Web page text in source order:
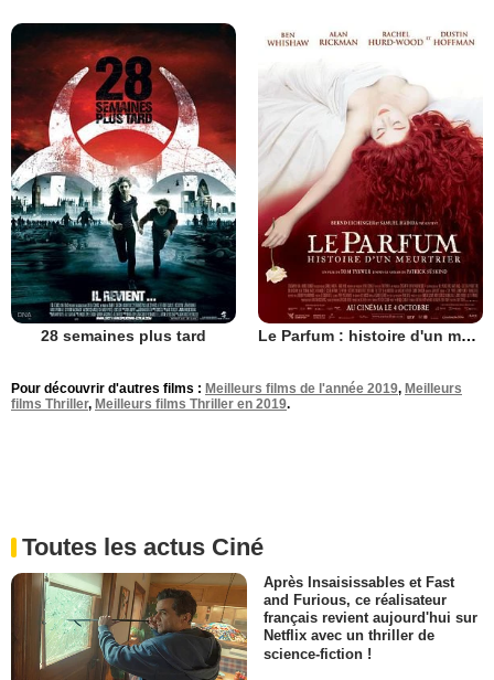
28 semaines plus tard Le Parfum : histoire d'un meurtrier
Pour découvrir d'autres films : Meilleurs films de l'année 2019, Meilleurs
films Thriller, Meilleurs films Thriller en 2019.
Toutes les actus Ciné
Après Insaisissables et Fast
and Furious, ce réalisateur
français revient aujourd'hui sur
Netflix avec un thriller de
science-fiction !